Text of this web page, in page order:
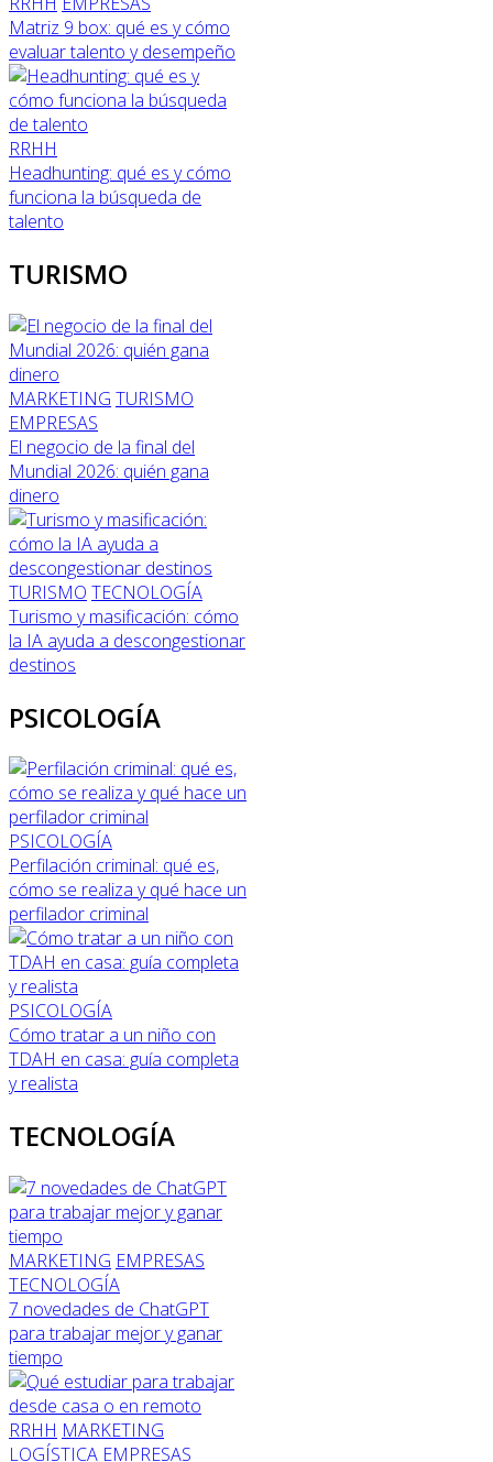
Matriz 9 box: qué es y cómo
evaluar talento y desempeño
RRHH
Headhunting: qué es y cómo
funciona la búsqueda de
talento
TURISMO
MARKETING TURISMO
EMPRESAS
El negocio de la final del
Mundial 2026: quién gana
dinero
TURISMO TECNOLOGÍA
Turismo y masificación: cómo
la IA ayuda a descongestionar
destinos
PSICOLOGÍA
PSICOLOGÍA
Perfilación criminal: qué es,
cómo se realiza y qué hace un
perfilador criminal
PSICOLOGÍA
Cómo tratar a un niño con
TDAH en casa: guía completa
y realista
TECNOLOGÍA
MARKETING EMPRESAS
TECNOLOGÍA
7 novedades de ChatGPT
para trabajar mejor y ganar
tiempo
RRHH MARKETING
LOGÍSTICA EMPRESAS